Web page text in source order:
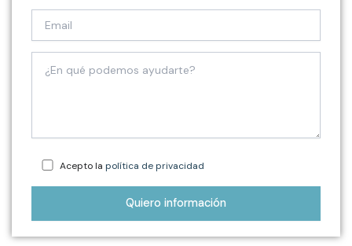
Acepto la política de privacidad